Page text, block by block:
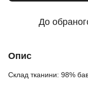
До
Опис
Склад тканини: 98%